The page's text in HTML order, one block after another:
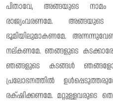
പിതാവേ, അങ്ങയുടെ
രാജ്യംവരണമേ. അങ്ങയുടെ
ഭൂമിയിലുമാകണമേ.
നല്‌കണമേ. ഞങ്ങളുടെ
ഞങ്ങളുടെ കടങ്ങൾ
പ്രലോഭനത്തിൽ
രക്‌ഷിക്കണമേ. മറ്റുള്ളവരുടെ